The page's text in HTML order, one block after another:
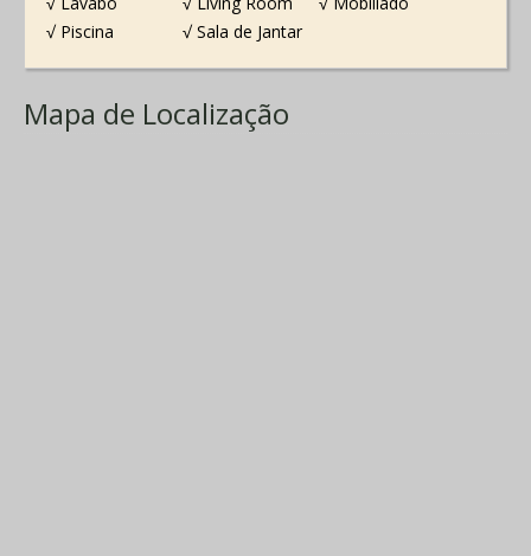
√ Piscina
√ Sala de Jantar
Mapa de Localização